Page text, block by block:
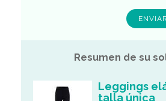
Resumen de su
Leggings
talla única